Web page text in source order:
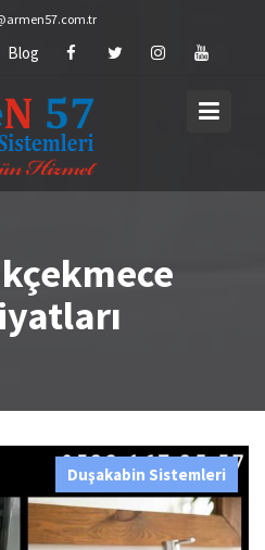
Blog
Duşakabin Sistemleri